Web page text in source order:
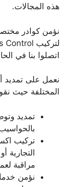
هذه المجالات.
نؤمن كوادر
اتصلوا بنا في
نعمل على تمديد
المختلفة حيث
تمديد
تركيب
التجارية
مراقبة
نؤمن